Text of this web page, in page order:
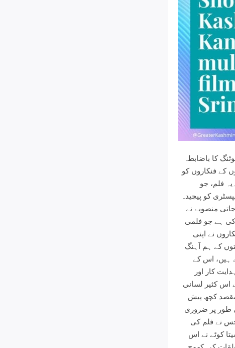
کا باضابطہ
کے فنکاروں کو
فلم، جو
کو پیچیدہ
منصوبے نے
کی ہے جو فلمی
نے اپنی
کے ہم آہنگ
ہیں، اس کے
کار اور
اس کثیر لسانی
ہے جس کا مقصد کچھ پیش
طور پر ضروری
جس نے فلم کی
کوٹے نے اس